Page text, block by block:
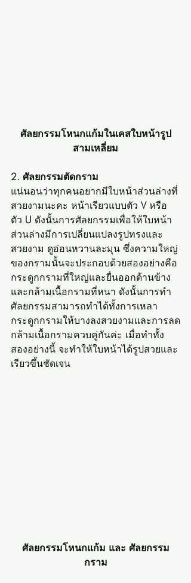
ศัลยกรรมโหนกแก้มในเคสใบหน้ารูป
สามเหลี่ยม
2. ศัลยกรรมตัดกราม
แน่นอนว่าทุกคนอยากมีใบหน้าส่วนล่างที่
สวยงามนะคะ หน้าเรียวแบบตัว V หรือ
ตัว U ดังนั้นการศัลยกรรมเพื่อให้ใบหน้า
ส่วนล่างมีการเปลี่ยนแปลงรูปทรงและ
สวยงาม ดูอ่อนหวานละมุน ซึ่งความใหญ่
ของกรามนั้นจะประกอบด้วยสองอย่างคือ
กระดูกกรามที่ใหญ่และยื่นออกด้านข้าง
และกล้ามเนื้อกรามที่หนา ดังนั้นการทำ
ศัลยกรรมสามารถทำได้ทั้งการเหลา
กระดูกกรามให้บางลงสวยงามและการลด
กล้ามเนื้อกรามควบคู่กันค่ะ เมื่อทำทั้ง
สองอย่างนี้ จะทำให้ใบหน้าได้รูปสวยและ
เรียวขึ้นชัดเจน
ศัลยกรรมโหนกแก้ม และ ศัลยกรรม
กราม